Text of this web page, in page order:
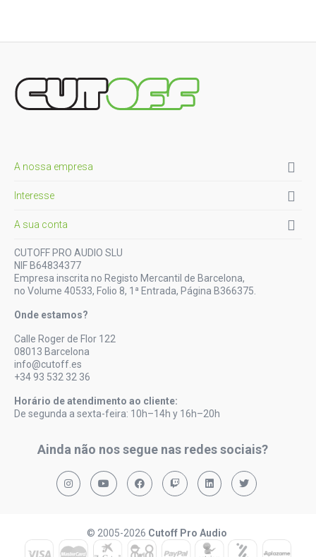
A nossa empresa 
Interesse 
A sua conta 
CUTOFF PRO AUDIO SLU
NIF B64834377
Empresa inscrita no Registo Mercantil de Barcelona,
no Volume 40533, Folio 8, 1ª Entrada, Página B366375.
Onde estamos?
Calle Roger de Flor 122
08013 Barcelona
info@cutoff.es
+34 93 532 32 36
Horário de atendimento ao cliente:
De segunda a sexta-feira: 10h–14h y 16h–20h
Ainda não nos segue nas redes sociais?
© 2005-2026 Cutoff Pro Audio